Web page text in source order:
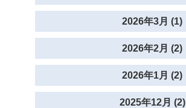
2026年3月 (1)
2026年2月 (2)
2026年1月 (2)
2025年12月 (2)